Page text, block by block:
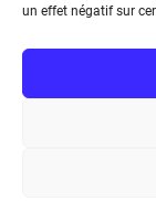
un effet négatif sur
Société de
de